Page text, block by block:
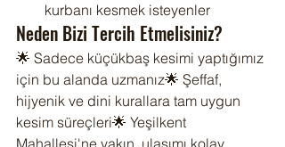
kurbanı kesmek isteyenler
Neden Bizi Tercih Etmelisiniz?
🌟 Sadece küçükbaş kesimi yaptığımız
için bu alanda uzmanız🌟 Şeffaf,
hijyenik ve dini kurallara tam uygun
kesim süreçleri🌟 Yeşilkent
Mahallesi'ne yakın, ulaşımı kolay